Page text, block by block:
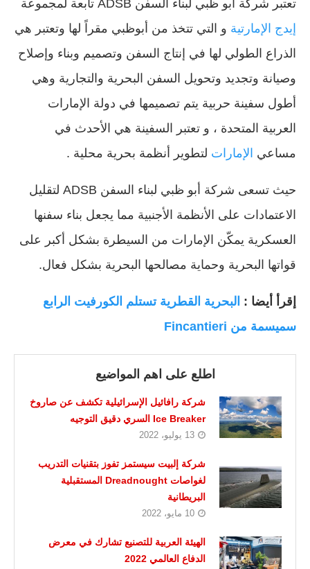
تعتبر شركة أبو ظبي لبناء السفن ADSB تابعة لمجموعة
إيدج الإمارتية و التي تتخذ من أبوظبي مقراً لها وتعتبر هي
الذراع الطولي لها في إنتاج السفن وتصميم وبناء وإصلاح
وصيانة وتجديد وتحويل السفن البحرية والتجارية وهي
أطول سفينة حربية يتم تصميمها في دولة الإمارات
العربية المتحدة ، و تعتبر السفينة هي الأحدث في
مساعي الإمارات لتطوير أنظمة بحرية محلية .
حيث تسعى شركة أبو ظبي لبناء السفن ADSB لتقليل
الاعتمادات على الأنظمة الأجنبية مما يجعل بناء سفنها
العسكرية يمكّن الإمارات من السيطرة بشكل أكبر على
قواتها البحرية وحماية مصالحها البحرية بشكل فعال.
إقرأ أيضا : البحرية القطرية تستلم الكورفيت الرابع
سميسمة من Fincantieri
اطلع على اهم المواضيع
شركة رافائيل الإسرائيلية تكشف عن صاروخ
Ice Breaker السري دقيق التوجيه
13 يوليو، 2022
شركة إلبيت سيستمز تفوز بتقنيات التدريب
لغواصات Dreadnought المستقبلية
البريطانية
10 مايو، 2022
الهيئة العربية للتصنيع تشارك في معرض
الدفاع العالمي 2022